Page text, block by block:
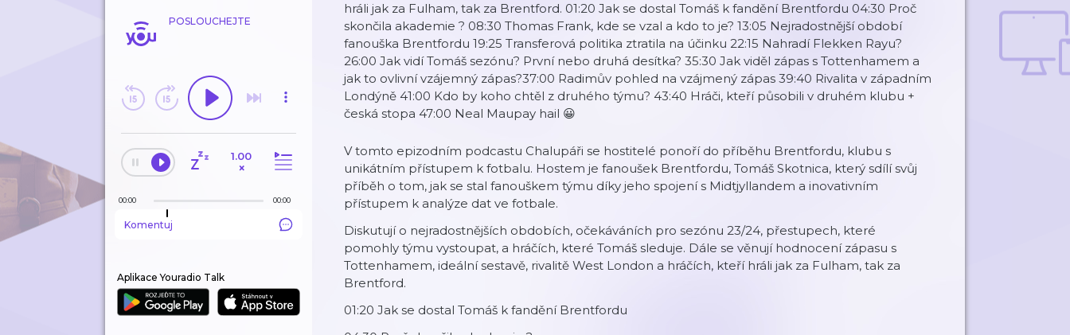
POSLOUCHEJTE
1.00
×
00:00 00:00
Komentuj
Aplikace Youradio Talk
hráli jak za Fulham, tak za Brentford. 01:20 Jak se dostal Tomáš k fandění Brentfordu 04:30 Proč
skončila akademie ? 08:30 Thomas Frank, kde se vzal a kdo to je? 13:05 Nejradostnější období
fanouška Brentfordu 19:25 Transferová politika ztratila na účinku 22:15 Nahradí Flekken Rayu?
26:00 Jak vidí Tomáš sezónu? První nebo druhá desítka? 35:30 Jak viděl zápas s Tottenhamem a
jak to ovlivní vzájemný zápas?37:00 Radimův pohled na vzájmený zápas 39:40 Rivalita v západním
Londýně 41:00 Kdo by koho chtěl z druhého týmu? 43:40 Hráči, kteří působili v druhém klubu +
česká stopa 47:00 Neal Maupay hail 😀
V tomto epizodním podcastu Chalupáři se hostitelé ponoří do příběhu Brentfordu, klubu s
unikátním přístupem k fotbalu. Hostem je fanoušek Brentfordu, Tomáš Skotnica, který sdílí svůj
příběh o tom, jak se stal fanouškem týmu díky jeho spojení s Midtjyllandem a inovativním
přístupem k analýze dat ve fotbale.
Diskutují o nejradostnějších obdobích, očekáváních pro sezónu 23/24, přestupech, které
pomohly týmu vystoupat, a hráčích, které Tomáš sleduje. Dále se věnují hodnocení zápasu s
Tottenhamem, ideální sestavě, rivalitě West London a hráčích, kteří hráli jak za Fulham, tak za
Brentford.
01:20 Jak se dostal Tomáš k fandění Brentfordu